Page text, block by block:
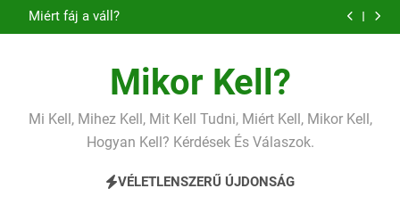
Ugrás
a
magas
Miért fáj a váll?
Mikor Kell?
Mi Kell, Mihez Kell, Mit Kell Tudni, Miért Kell, Mikor Kell,
Hogyan Kell? Kérdések És Válaszok.
VÉLETLENSZERŰ ÚJDONSÁG